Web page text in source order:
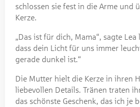
schlossen sie fest in die Arme und
Kerze.
„Das ist für dich, Mama“, sagte
dass dein Licht für uns immer
gerade dunkel ist.“
Die Mutter hielt die Kerze in ihren
liebevollen Details. Tränen traten
das schönste Geschenk, das ich je